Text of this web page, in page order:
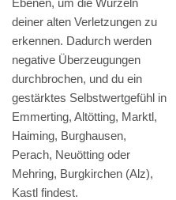
deiner alten Verletzungen zu
erkennen. Dadurch werden
negative Überzeugungen
durchbrochen, und du ein
gestärktes Selbstwertgefühl in
Emmerting, Altötting, Marktl,
Haiming, Burghausen,
Perach, Neuötting oder
Mehring, Burgkirchen (Alz),
Kastl findest.